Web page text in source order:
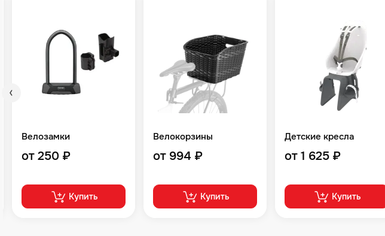
Велозамки
от 250 ₽
Купить
Велокорзины
от 994 ₽
Купить
Детские кресла
от 1 625 ₽
Купить